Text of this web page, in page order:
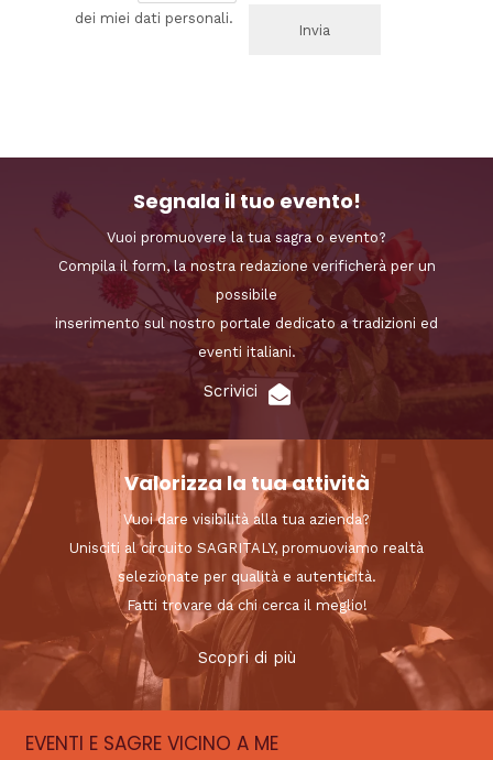
dei miei dati personali.
Segnala il tuo evento!
Vuoi promuovere la tua sagra o evento?
Compila il form, la nostra redazione verificherà per un
possibile
inserimento sul nostro portale dedicato a tradizioni ed
eventi italiani.
Scrivici
Valorizza la tua attività
Vuoi dare visibilità alla tua azienda?
Unisciti al circuito SAGRITALY, promuoviamo realtà
selezionate per qualità e autenticità.
Fatti trovare da chi cerca il meglio!
Scopri di più
EVENTI E SAGRE VICINO A ME